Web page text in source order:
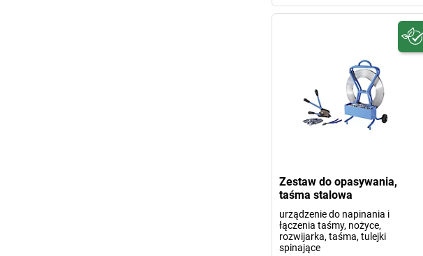
Zestaw do opasywania,
taśma stalowa
urządzenie do napinania i
łączenia taśmy, nożyce,
rozwijarka, taśma, tulejki
spinające